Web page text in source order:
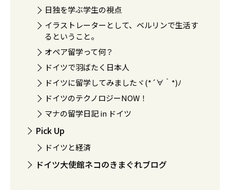
日独を学ぶ学生の視点
イラストレーターとして、ベルリンで生活す
るということ。
オペア留学って何？
ドイツで羽ばたく日本人
ドイツに留学してみましたヾ(*´∀｀*)ﾉ
ドイツのテクノロジーNOW！
マナの留学日記 in ドイツ
Pick Up
ドイツと経済
ドイツ大使館ネコのきまぐれブログ